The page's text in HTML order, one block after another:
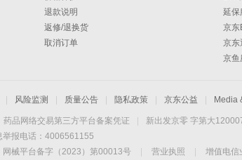
退款说明
返修/退换货
取消订单
延保
京东
京东
京鱼
风险监测 质量公告 隐私政策 京东公益 Media
药品网络交易第三方平台备案凭证
新出发京零 字第大
举报电话：4006561155
网械平台备字（2023）第00013号 营业执照 增值电信